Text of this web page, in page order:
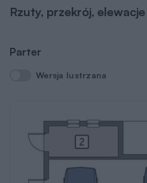
Rzuty, przekrój, elewacje
Parter
Wersja lustrzana
Wersja lustrzana